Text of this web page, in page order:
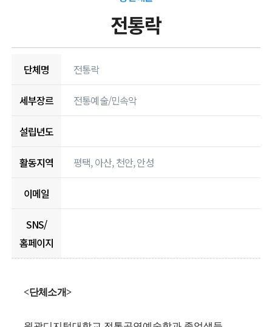
전통락
단체명 전통락
세부장르 전통예술/민속악
설립년도
활동지역 평택, 아산, 천안, 안성
이메일
SNS/
홈페이지
<단체소개>